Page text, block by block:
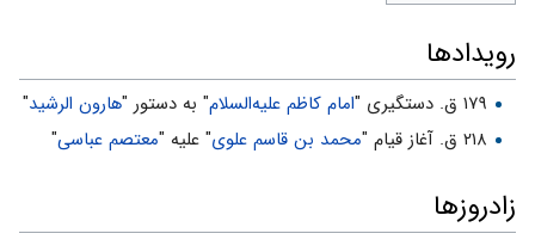
رویدادها
۱۷۹ ق. دستگیری " امام کاظم علیه‌السلام" به دستور "هارون الرشید"
۲۱۸ ق. آغاز قیام "
محمد بن قاسم علوی" علیه "معتصم عباسی"
زادروزها